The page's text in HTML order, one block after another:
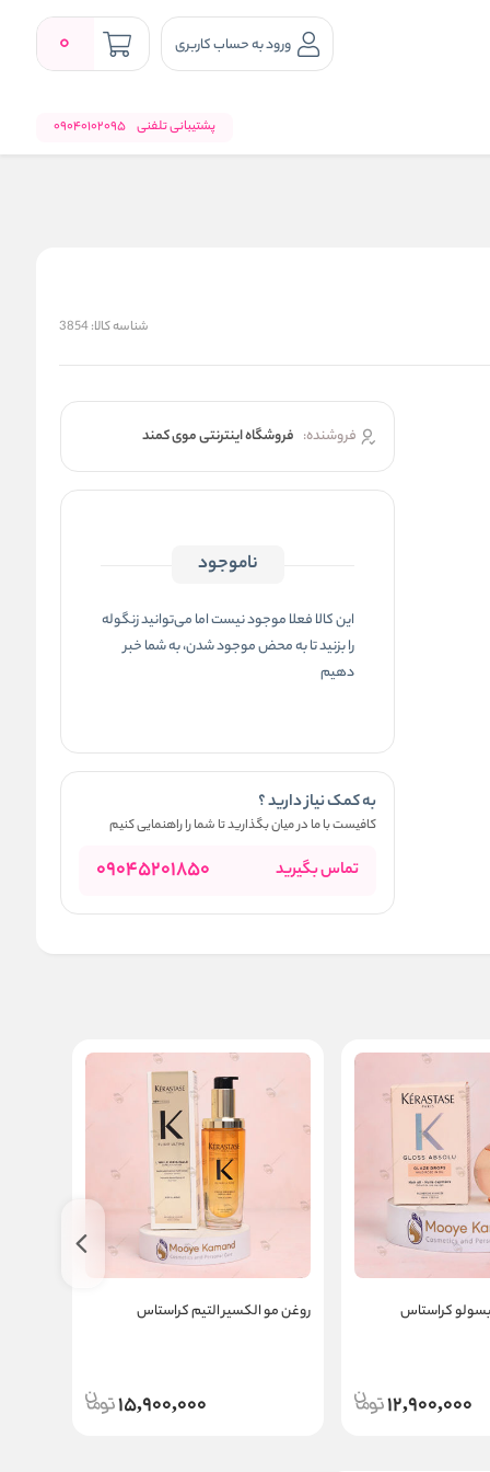
ورود به حساب کاربری 0
پشتیبانی تلفنی 09040102095
شناسه کالا:3854
فروشنده: فروشگاه اینترنتی موی کمند
ناموجود
این کالا فعلا موجود نیست اما می‌توانید زنگوله
را بزنید تا به محض موجود شدن، به شما خبر
دهیم
به کمک نیاز دارید ؟
کافیست با ما در میان بگذارید تا شما را راهنمایی کنیم
تماس بگیرید 09045201850
کراستاس
12,900,000
روغن مو الکسیر التیم کراستاس
15,900,000